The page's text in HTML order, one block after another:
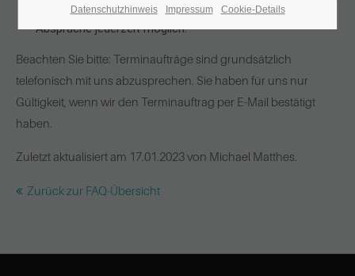
5-10 Werktage. Eine Expressproduktion ist nach
Absprache jederzeit möglich.
Beachten Sie bitte: Terminaufträge sind grundsätzlich
telefonisch mit uns abzusprechen. Sie haben für uns nur
Gültigkeit, wenn wir den Terminauftrag per E-Mail bestätigt
haben.
Zuletzt aktualisiert am 17.01.2023 von Michael Matthes.
Zurück zur FAQ-Übersicht
Datenschutzhinweis Impressum Cookie-Details